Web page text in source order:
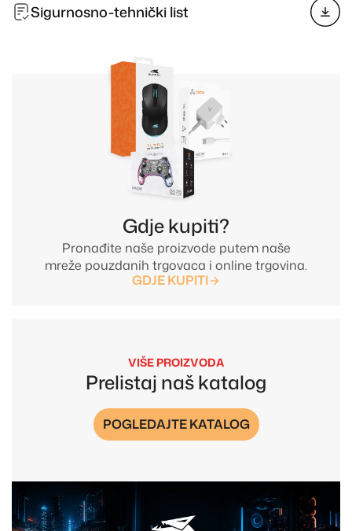
Sigurnosno-tehnički list
Pronađite naše proizvode putem naše
mreže pouzdanih trgovaca i online trgovina.
Gdje kupiti?
GDJE KUPITI
VIŠE PROIZVODA
Prelistaj naš katalog
POGLEDAJTE KATALOG